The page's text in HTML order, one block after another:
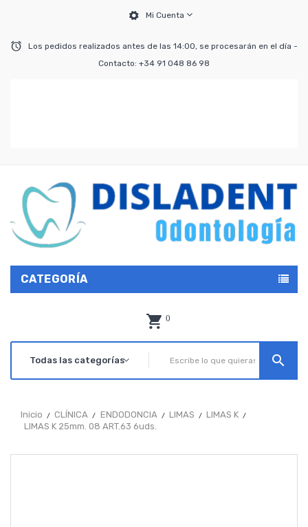
Mi Cuenta
Los pedidos realizados antes de las 14:00, se procesarán en el día -
Contacto: +34 91 048 86 98
CATEGORÍA
0
search
Inicio CLÍNICA ENDODONCIA LIMAS
LIMAS K
LIMAS K 25mm. 08 ART.63 6uds.